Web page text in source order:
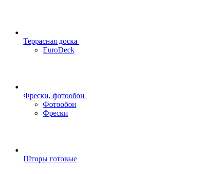
Террасная доска
EuroDeck
Фрески, фотообои
Фотообои
Фрески
Шторы готовые